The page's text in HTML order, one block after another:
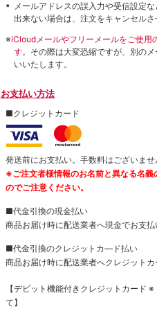
メールアドレスの誤入力や受信設定
出来ない場合は、注文をキャンセルさ
※iCloudメールやフリーメールをご使用
す。 その際は大変恐縮ですが、別の
いいたします。
お支払い方法
■クレジットカード
発送前にお支払い。手数料はございませ
※ご注文者様情報のお名前と異なる名
のでご注意ください。
■代金引換の現金払い
商品お届け時に配送業者へ現金でお支払
■代金引換のクレジットカ―ド払い
商品お届け時に配送業者へクレジットカ
【デビット機能付きクレジットカード ※
て】